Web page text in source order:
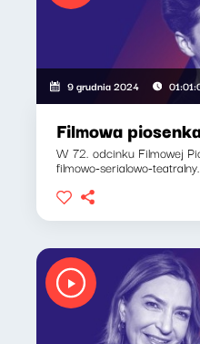
9 grudnia 2024
Filmowa
W 72. odcinku Filmowej
filmowo-serialowo-